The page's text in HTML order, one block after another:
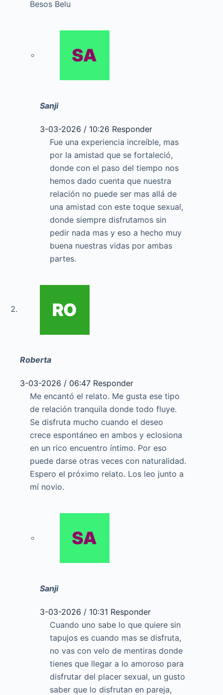
Besos Belu
Sanji
3-03-2026 / 10:26 Responder
Fue una experiencia increíble, mas
por la amistad que se fortaleció,
donde con el paso del tiempo nos
hemos dado cuenta que nuestra
relación no puede ser mas allá de
una amistad con este toque sexual,
donde siempre disfrutamos sin
pedir nada mas y eso a hecho muy
buena nuestras vidas por ambas
partes.
Roberta
3-03-2026 / 06:47 Responder
Me encantó el relato. Me gusta ese tipo
de relación tranquila donde todo fluye.
Se disfruta mucho cuando el deseo
crece espontáneo en ambos y eclosiona
en un rico encuentro íntimo. Por eso
puede darse otras veces con naturalidad.
Espero el próximo relato. Los leo junto a
mí novio.
Sanji
3-03-2026 / 10:31 Responder
Cuando uno sabe lo que quiere sin
tapujos es cuando mas se disfruta,
no vas con velo de mentiras donde
tienes que llegar a lo amoroso para
disfrutar del placer sexual, un gusto
saber que lo disfrutan en pareja,